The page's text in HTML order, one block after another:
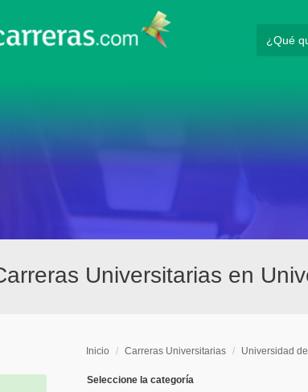
Universitarias en
Inicio / Carreras Universitarias / Universidad
Seleccione la categoría